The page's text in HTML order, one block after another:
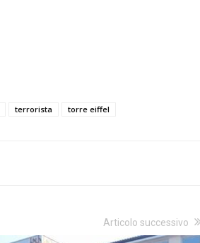
terrorista torre eiffel
Articolo successivo